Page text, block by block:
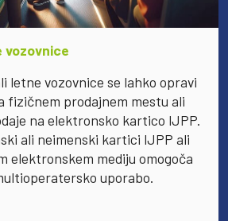
vozovnice
letne vozovnice se lahko opravi
fizičnem prodajnem mestu ali
na elektronsko kartico IJPP.
ali neimenski kartici IJPP ali
elektronskem mediju omogoča
uporabo.